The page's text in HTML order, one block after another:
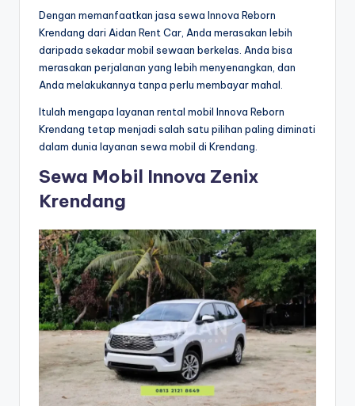
Dengan memanfaatkan jasa sewa Innova Reborn
Krendang dari Aidan Rent Car, Anda merasakan lebih
daripada sekadar mobil sewaan berkelas. Anda bisa
merasakan perjalanan yang lebih menyenangkan, dan
Anda melakukannya tanpa perlu membayar mahal.
Itulah mengapa layanan rental mobil Innova Reborn
Krendang tetap menjadi salah satu pilihan paling diminati
dalam dunia layanan sewa mobil di Krendang.
Sewa Mobil Innova Zenix
Krendang